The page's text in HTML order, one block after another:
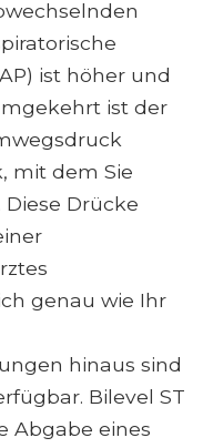
ist höher und
ist der
mit dem Sie
Drücke
genau wie Ihr
hinaus sind
Bilevel ST
Abgabe eines